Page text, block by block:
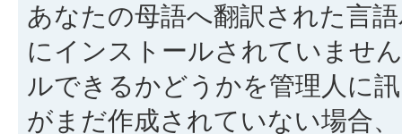
あなたの母語へ翻訳された言
にインストールされていませ
ルできるかどうかを管理人に
がまだ作成されていない場合